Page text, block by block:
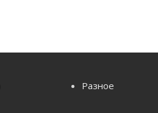
степень от реальных цен,
Разное